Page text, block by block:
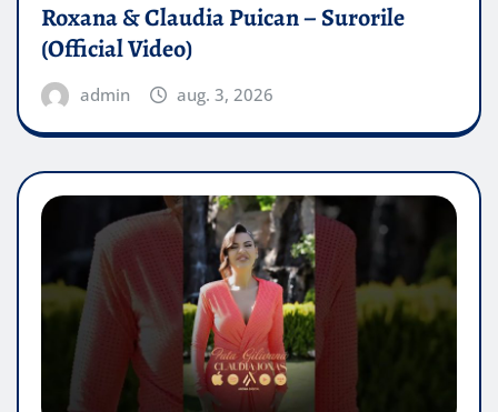
Roxana & Claudia Puican – Surorile
(Official Video)
admin aug. 3, 2026